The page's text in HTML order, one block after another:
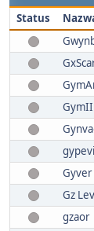
Status
GymII
Gyver
Gz
gzaor